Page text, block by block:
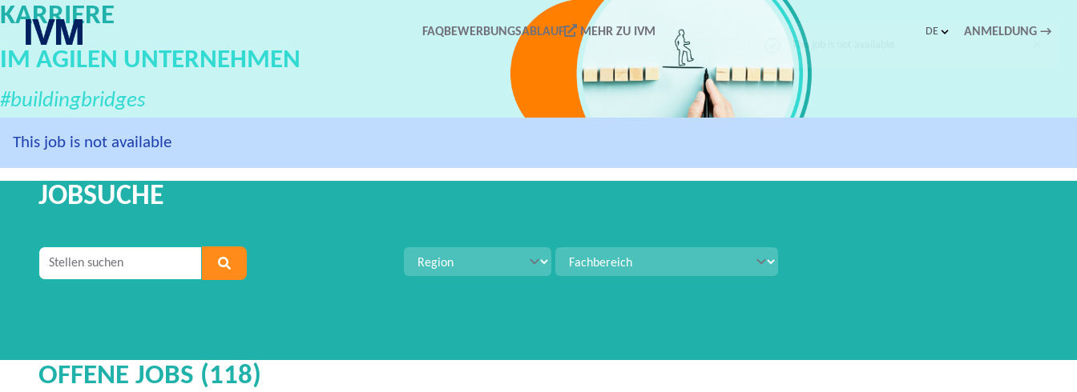
This job is not available
IVM Karriereportal FAQBEWERBUNGSABLAUF MEHR ZU IVM DE ANMELDUNG →
KARRIERE
IM AGILEN UNTERNEHMEN
#buildingbridges
This job is not available
JOBSUCHE
OFFENE JOBS (118)